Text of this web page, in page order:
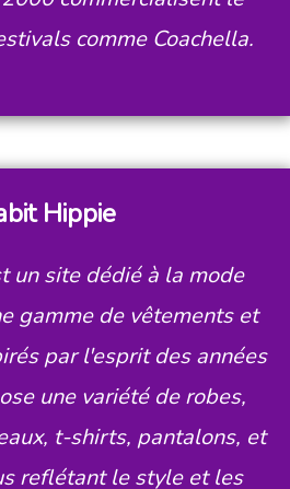
comme Coachella.
Hippie
un site dédié à la mode
gamme de vêtements et
par l'esprit des années
une variété de robes,
t-shirts, pantalons, et
reflétant le style et les